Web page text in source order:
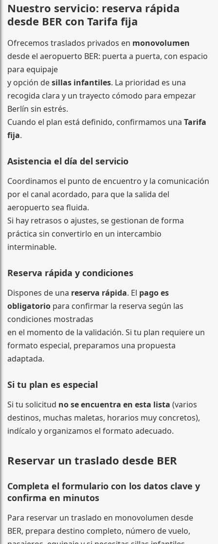
Nuestro servicio: reserva rápida
desde BER con Tarifa fija
Ofrecemos traslados privados en monovolumen
desde el aeropuerto BER: puerta a puerta, con espacio
para equipaje
y opción desillas infantiles. La prioridad es una
recogida clara y un trayecto cómodo para empezar
Berlín sin estrés.
Cuando el plan está definido, confirmamos una Tarifa
fija.
Asistencia el día del servicio
Coordinamos el punto de encuentro y la comunicación
por el canal acordado, para que la salida del
aeropuerto sea fluida.
Si hay retrasos o ajustes, se gestionan de forma
práctica sin convertirlo en un intercambio
interminable.
Reserva rápida y condiciones
Dispones de una reserva rápida. El pago es
obligatorio para confirmar la reserva según las
condiciones mostradas
en el momento de la validación. Si tu plan requiere un
formato especial, preparamos una propuesta
adaptada.
Si tu plan es especial
Si tu solicitud no se encuentra en esta lista (varios
destinos, muchas maletas, horarios muy concretos),
indícalo y organizamos el formato adecuado.
Reservar un traslado desde BER
Completa el formulario con los datos clave y
confirma en minutos
Para reservar un traslado en monovolumen desde
BER, prepara destino completo, número de vuelo,